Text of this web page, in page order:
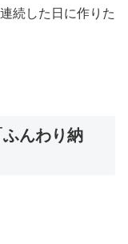
続した日に作りた
んわり納